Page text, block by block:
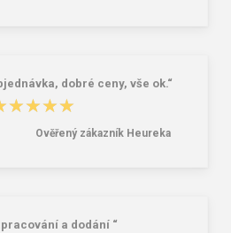
dobré ceny, vše ok.“
Ověřený zákazník Heureka
a dodání “